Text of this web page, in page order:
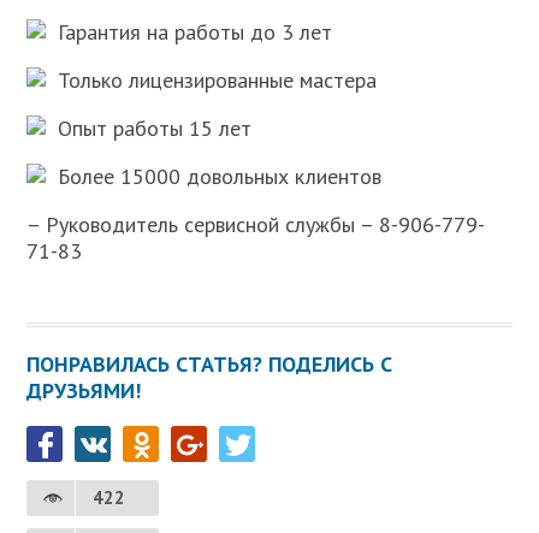
Гарантия на работы до 3 лет
Только лицензированные мастера
Опыт работы 15 лет
Более 15000 довольных клиентов
– Руководитель сервисной службы – 8-906-779-
71-83
ПОНРАВИЛАСЬ СТАТЬЯ? ПОДЕЛИСЬ С
ДРУЗЬЯМИ!
422